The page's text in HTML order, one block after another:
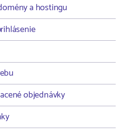
a hostingu
objednávky